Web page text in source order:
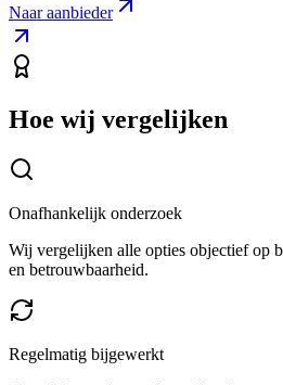
Naar aanbieder
Hoe wij vergelijken
Onafhankelijk onderzoek
Wij vergelijken alle opties objectief op
en betrouwbaarheid.
Regelmatig bijgewerkt